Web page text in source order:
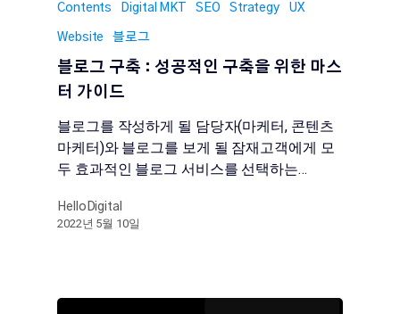
Contents Digital MKT SEO Strategy UX
Website 블로그
블로그 구축 : 성공적인 구축을 위한 마스
터 가이드
블로그를 작성하게 될 담당자(마케터, 콘텐츠
마케터)와 블로그를 보게 될 잠재고객에게 모
두 효과적인 블로그 서비스를 선택하는…
HelloDigital
2022년 5월 10일